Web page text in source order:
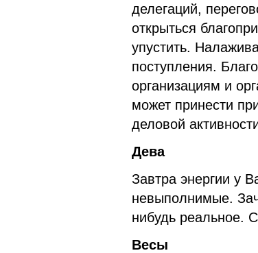
делегаций,
открыться
упустить.
поступления.
организациям и
может принести
деловой
Дева
Завтра энергии у
невыполнимые.
нибудь реальное.
Весы